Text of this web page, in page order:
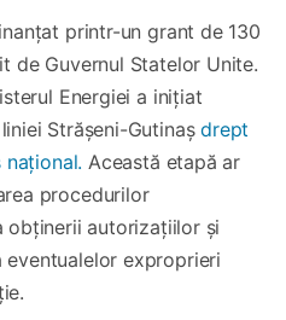
printr-un grant de 130
de Guvernul Statelor Unite.
Energiei a inițiat
Strășeni-Gutinașdrept
Această etapă ar
procedurilor
obținerii autorizațiilor și
eventualelor exproprieri